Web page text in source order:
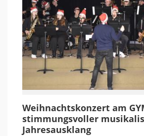
Weihnachtskonzert am
stimmungsvoller
Jahresausklang